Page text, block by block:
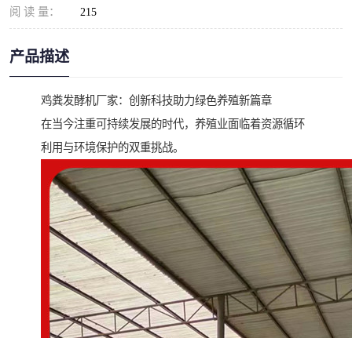
阅 读 量： 215
产品描述
鸡粪发酵机厂家：创新科技助力绿色养殖新篇章
在当今注重可持续发展的时代，养殖业面临着资源循环
利用与环境保护的双重挑战。